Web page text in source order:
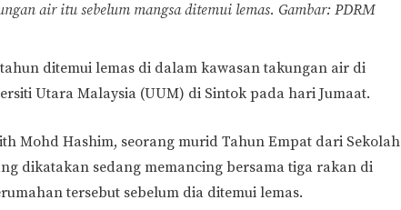
air itu sebelum mangsa ditemui lemas. Gambar: PDRM
ditemui lemas di dalam kawasan takungan air di
Utara Malaysia (UUM) di Sintok pada hari Jumaat.
Mohd Hashim, seorang murid Tahun Empat dari Sekolah
dikatakan sedang memancing bersama tiga rakan di
tersebut sebelum dia ditemui lemas.